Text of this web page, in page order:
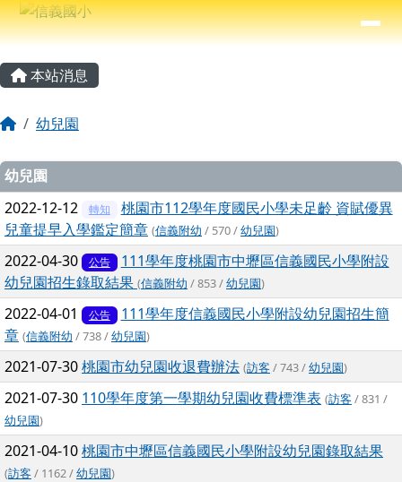
跳至主內容區
信義國小
⏸
導覽列
主內容區域
本站消息
回首頁幼兒園
文章列表
幼兒園
2022-12-12 轉知
桃園市112學年度國民小學未足齡 資賦優異
兒童提早入學鑑定簡章 (信義附幼 / 570 /幼兒園)
2022-04-30 公告
111學年度桃園市中壢區信義國民小學附設
幼兒園招生錄取結果 (信義附幼 / 853 /幼兒園)
2022-04-01 公告
111學年度信義國民小學附設幼兒園招生簡
章 (信義附幼 / 738 /幼兒園)
2021-07-30桃園市幼兒園收退費辦法 (訪客 / 743 /幼兒園)
2021-07-30 110學年度第一學期幼兒園收費標準表 (訪客 / 831 /
幼兒園)
2021-04-10桃園市中壢區信義國民小學附設幼兒園錄取結果
(訪客 / 1162 /幼兒園)
頁尾區域